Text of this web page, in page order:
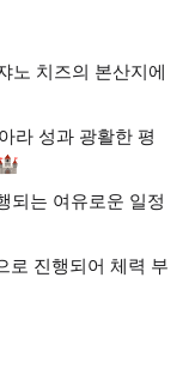
노 치즈의 본산지에
라 성과 광활한 평
되는 여유로운 일정
로 진행되어 체력 부